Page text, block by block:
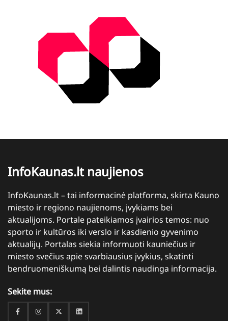
InfoKaunas.lt naujienos
InfoKaunas.lt – tai informacinė platforma, skirta Kauno
miesto ir regiono naujienoms, įvykiams bei
aktualijoms. Portale pateikiamos įvairios temos: nuo
sporto ir kultūros iki verslo ir kasdienio gyvenimo
aktualijų. Portalas siekia informuoti kauniečius ir
miesto svečius apie svarbiausius įvykius, skatinti
bendruomeniškumą bei dalintis naudinga informacija.
Sekite mus:
FacebookInstagramTwitterLinkedin